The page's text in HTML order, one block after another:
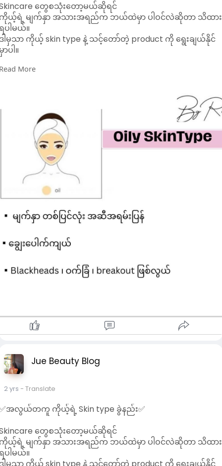
တွေစသုံးတော့မယ်ဆိုရင်
ယ့်ရဲ့ မျက်နှာ အသားအရည်က ဘယ်ထဲမှာ ပါဝင်လဲဆိုတာ သိထား
ပါမယ်။
ါမှသာ ကိုယ့် skin type နဲ့ သင့်တော်တဲ့ product ကို ရွေးချယ်နိုင်
ာပါ။
နဲ့ တူတူ ပုံလေးတွေနဲ့ ကိုယ့်ရဲ့ skintype ကို အလွယ်တကူ ခွဲကြ
More
Jue Beauty Blog
2 yrs - Translate
အလွယ်တကူ ကိုယ့်ရဲ့ Skin type ခွဲနည်း✅
တွေစသုံးတော့မယ်ဆိုရင်
ယ့်ရဲ့ မျက်နှာ အသားအရည်က ဘယ်ထဲမှာ ပါဝင်လဲဆိုတာ သိထား
ပါမယ်။
ါမှသာ ကိုယ့် skin type နဲ့ သင့်တော်တဲ့ product ကို ရွေးချယ်နိုင်